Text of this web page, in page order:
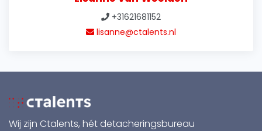
+31621681152
lisanne@ctalents.nl
Wij zijn Ctalents, hét detacheringsbureau